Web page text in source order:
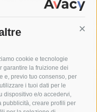
cookie e tecnologie
garantire la fruizione dei
e, previo tuo consenso, per
i tuoi dati per le
dispositivo e/o accedervi,
pubblicità, creare profili per
arresto